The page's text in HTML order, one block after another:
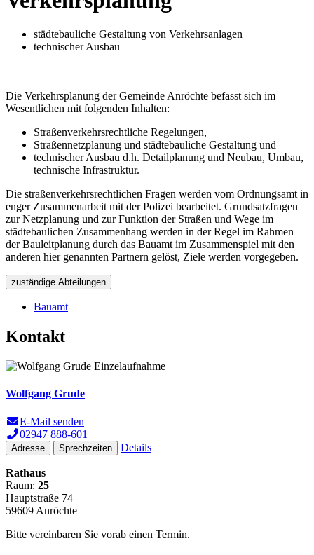
städtebauliche Gestaltung von Verkehrsanlagen
technischer Ausbau
Die Verkehrsplanung der Gemeinde Anröchte befasst sich im
Wesentlichen mit folgenden Inhalten:
Straßenverkehrsrechtliche Regelungen,
Straßennetzplanung und städtebauliche Gestaltung und
technischer Ausbau d.h. Detailplanung und Neubau, Umbau,
technische Infrastruktur.
Die straßenverkehrsrechtlichen Fragen werden vom Ordnungsamt in
enger Zusammenarbeit mit der Polizei bearbeitet. Grundsatzfragen
zur Netzplanung und zur Funktion der Straßen und Wege im
städtebaulichen Zusammenhang werden in der Regel im Rahmen
der Bauleitplanung durch das Bauamt im Zusammenspiel mit den
anderen hier genannten Partnern gelöst, Ziele werden vorgegeben.
zuständige Abteilungen
Bauamt
Kontakt
Wolfgang Grude
E-Mail senden
02947 888-601
Adresse Sprechzeiten Details
Rathaus
Raum: 25
Hauptstraße 74
59609 Anröchte
Bitte vereinbaren Sie vorab einen Termin.